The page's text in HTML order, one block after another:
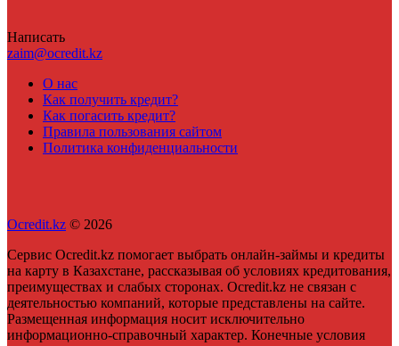
Написать
zaim@ocredit.kz
О нас
Как получить кредит?
Как погасить кредит?
Правила пользования сайтом
Политика конфиденциальности
Ocredit.kz © 2026
Сервис Ocredit.kz помогает выбрать онлайн-займы и кредиты
на карту в Казахстане, рассказывая об условиях кредитования,
преимуществах и слабых сторонах. Ocredit.kz не связан с
деятельностью компаний, которые представлены на сайте.
Размещенная информация носит исключительно
информационно-справочный характер. Конечные условия